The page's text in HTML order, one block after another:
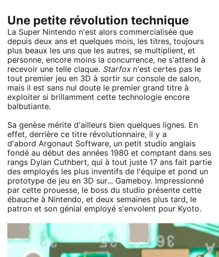
Une petite révolution technique
La Super Nintendo n'est alors commercialisée que
depuis deux ans et quelques mois, les titres, toujours
plus beaux les uns que les autres, se multiplient, et
personne, encore moins la concurrence, ne s'attend à
recevoir une telle claque. Starfoxn'est certes pas le
tout premier jeu en 3D à sortir sur console de salon,
mais il est sans nul doute le premier grand titre à
exploiter si brillamment cette technologie encore
balbutiante.
Sa genèse mérite d'ailleurs bien quelques lignes. En
effet, derrière ce titre révolutionnaire, il y a
d'abord Argonaut Software, un petit studio anglais
fondé au début des années 1980 et comptant dans ses
rangs Dylan Cuthbert, qui à tout juste 17 ans fait partie
des employés les plus inventifs de l'équipe et pond un
prototype de jeu en 3D sur... Gameboy. Impressionné
par cette prouesse, le boss du studio présente cette
ébauche à Nintendo, et deux semaines plus tard, le
patron et son génial employé s'envolent pour Kyoto.